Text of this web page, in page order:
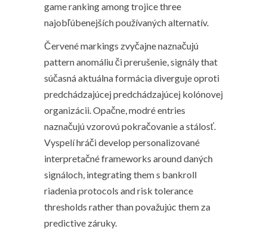
game ranking among trojice three
najobľúbenejších používaných alternatív.
Červené markings zvyčajne naznačujú
pattern anomáliu či prerušenie, signály that
súčasná aktuálna formácia diverguje oproti
predchádzajúcej predchádzajúcej kolónovej
organizácii. Opačne, modré entries
naznačujú vzorovú pokračovanie a stálosť.
Vyspelí hráči develop personalizované
interpretačné frameworks around daných
signáloch, integrating them s bankroll
riadenia protocols and risk tolerance
thresholds rather than považujúc them za
predictive záruky.